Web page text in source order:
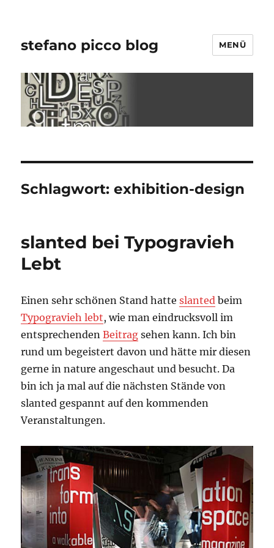
stefano picco blog MENÜ
Schlagwort:exhibition-design
slanted bei Typogravieh
Lebt
Einen sehr schönen Stand hatteslanted beim
Typogravieh lebt, wie man eindrucksvoll im
entsprechendenBeitrag sehen kann. Ich bin
rund um begeistert davon und hätte mir diesen
gerne in nature angeschaut und besucht. Da
bin ich ja mal auf die nächsten Stände von
slanted gespannt auf den kommenden
Veranstaltungen.